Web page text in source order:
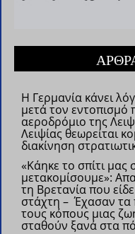
Η Γερμανία κάνει
μετά τον εντοπισμό
αεροδρόμιο της
Λειψίας θεωρείται
διακίνηση
«Κάηκε το σπίτι μας
μετακομίσουμε»:
τη Βρετανία που
στάχτη – Έχασαν τα
τους κόπους μιας
σταθούν ξανά στα